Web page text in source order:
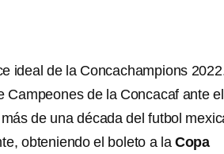
ideal de la Concachampions
de la Concacaf ante el
de una década del futbol
obteniendo el boleto a la Copa